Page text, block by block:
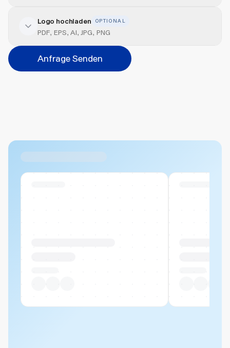
Veredelung hinzufügen
Veredelungsart
Logo hochladen OPTIONAL
PDF, EPS, AI, JPG, PNG
Anfrage Senden